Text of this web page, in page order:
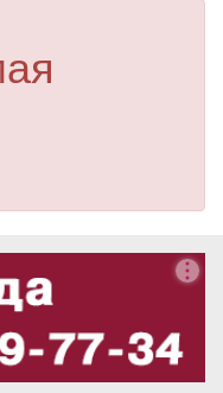
Проекты